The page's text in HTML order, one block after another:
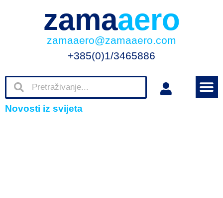
zamaaero
zamaaero@zamaaero.com
+385(0)1/3465886
Novosti iz svijeta